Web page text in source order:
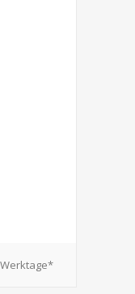
Werktage*